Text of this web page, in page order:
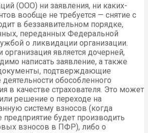
(ООО) ни заявления, ни каких-
вообще не требуется — снятие с
в беззаявительном порядке,
переданных Федеральной
о ликвидации организации.
организация является дочерней,
написать заявление, а также
подтверждающие
обособленного
в качестве страхователя. Это может
решение о переходе на
систему взносов (когда
предприятие будет производить
взносов в ПФР), либо о